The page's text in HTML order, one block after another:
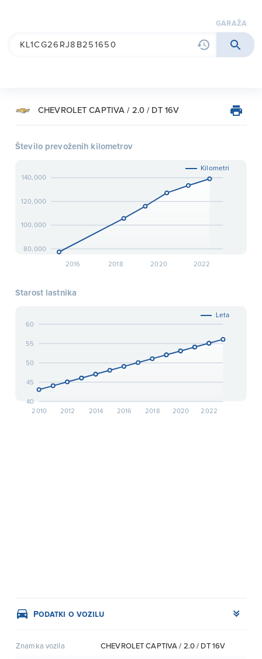
garaža
CHEVROLET CAPTIVA / 2.0 / DT 16V
Število prevoženih kilometrov
Kilometri
2016 2018 2020 2022
80,000
100,000
120,000
140,000
Starost lastnika
Leta
2010 2012 2014 2016 2018 2020 2022
40
45
50
55
60
Podatki o vozilu
Znamka vozila CHEVROLET CAPTIVA / 2.0 / DT 16V